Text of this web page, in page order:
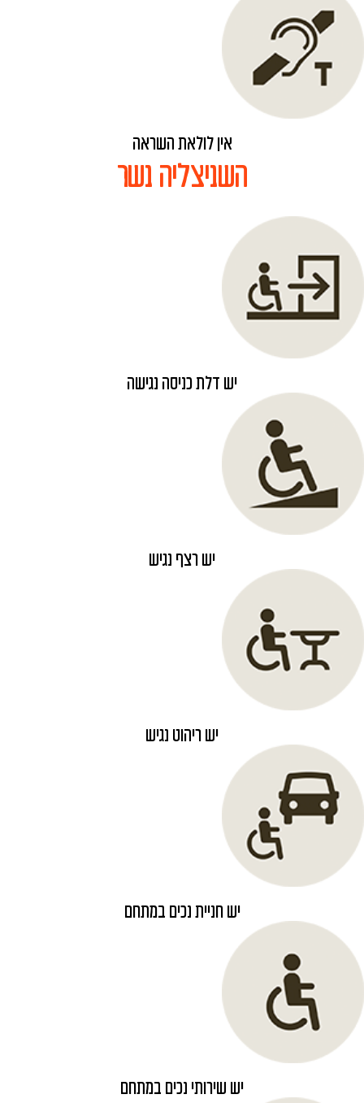
אין לולאת השראה
השניצליה נשר
יש דלת כניסה נגישה
יש רצף נגיש
יש ריהוט נגיש
יש חניית נכים במתחם
יש שירותי נכים במתחם